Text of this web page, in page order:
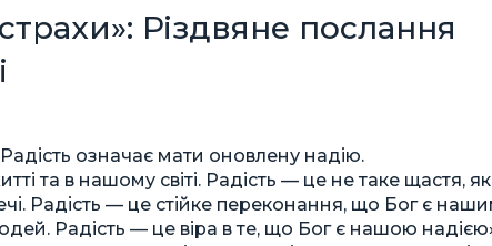
Різдвяне послання
Радість означає мати оновлену надію.
та в нашому світі. Радість — це не таке щастя,
Радість — це стійке переконання, що Бог є
Радість — це віра в те, що Бог є нашою